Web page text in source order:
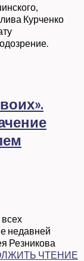
Курченко
недавней
Резникова
ЧТЕНИЕ